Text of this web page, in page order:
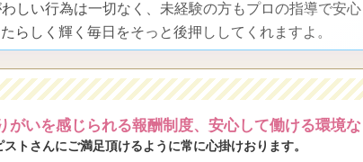
わしい行為は一切なく、未経験の方もプロの指導で安
らしく輝く毎日をそっと後押ししてくれますよ。
がいを感じられる報酬制度、安心して働ける環境
ストさんにご満足頂けるように常に心掛けおります。